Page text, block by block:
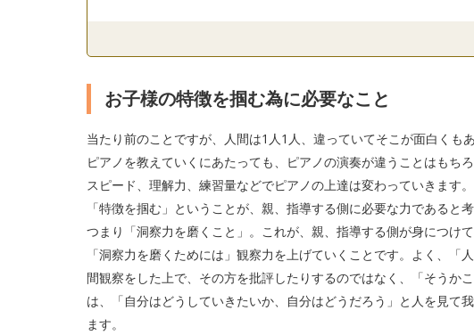
お子様の特徴を掴む為に必要なこと
当たり前のことですが、人間は1人1人、違っていてそこが面白くもあ
ピアノを教えていくにあたっても、ピアノの演奏が違うことはもち
スピード、理解力、練習量などでピアノの上達は変わっていきます。
「特徴を掴む」ということが、親、指導する側に必要な力であると考
つまり「洞察力を磨くこと」。これが、親、指導する側が身につけ
「洞察力を磨くためには」観察力を上げていくことです。よく、「
間観察をした上で、その方を批評したりするのではなく、「そうか
は、「自分はどうしていきたいか、自分はどうだろう」と人を見て
ます。